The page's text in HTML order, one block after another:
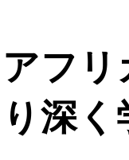
アフリ
り深